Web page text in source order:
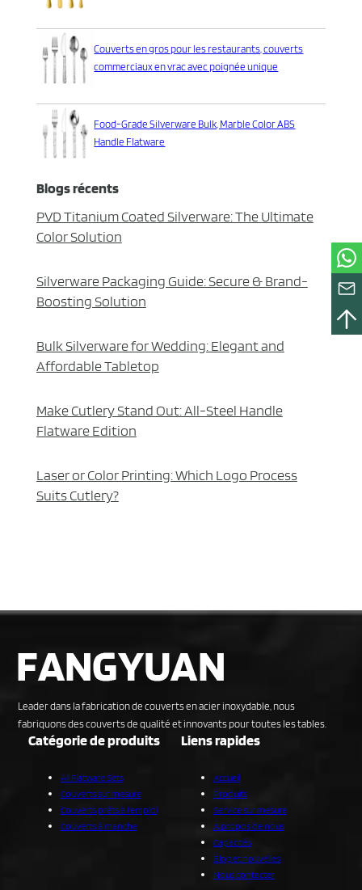
Couverts en gros pour les restaurants, couverts
commerciaux en vrac avec poignée unique
Food-Grade Silverware Bulk, Marble Color ABS
Handle Flatware
Blogs récents
PVD Titanium Coated Silverware: The Ultimate
Color Solution
Silverware Packaging Guide: Secure & Brand-
Boosting Solution
Bulk Silverware for Wedding: Elegant and
Affordable Tabletop
Make Cutlery Stand Out: All-Steel Handle
Flatware Edition
Laser or Color Printing: Which Logo Process
Suits Cutlery?
Leader dans la fabrication de couverts en acier inoxydable, nous
fabriquons des couverts de qualité et innovants pour toutes les tables.
Catégorie de produits
All Flatware Sets
Couverts sur mesure
Couverts prêts à l'emploi
Couverts à manche
Liens rapides
Accueil
Produits
Service sur mesure
À propos de nous
Capacités
Blog et nouvelles
Nous contacter